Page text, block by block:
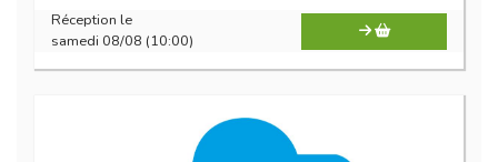
Réception le
samedi 08/08 (10:00)